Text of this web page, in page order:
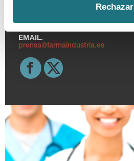
Rechazar
915 159 350
EMAIL.
prensa@farmaindustria.es